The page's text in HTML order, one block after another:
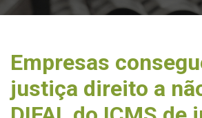
Empresas
justiça direito a